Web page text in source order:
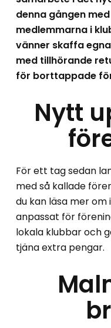
denna gången med
medlemmarna i
vänner skaffa
med tillhörande
för borttappade
Nytt
För ett tag sedan
med så kallade
du kan läsa mer om
anpassat för
lokala klubbar och
tjäna extra pengar.